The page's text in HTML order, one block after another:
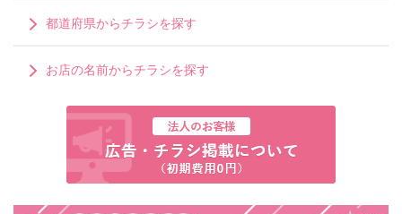
都道府県からチラシを探す
お店の名前からチラシを探す